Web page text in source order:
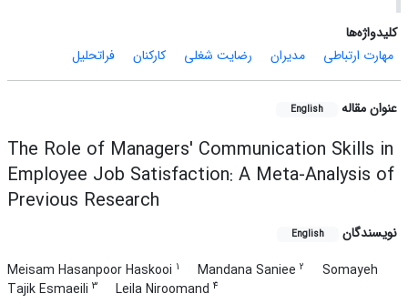
کلیدواژه‌ها
مهارت ارتباطی
مدیران رضایت شغلی کارکنان فراتحلیل
عنوان مقاله English
The Role of Managers' Communication Skills in
Employee Job Satisfaction: A Meta-Analysis of
Previous Research
نویسندگان English
Meisam Hasanpoor Haskooi 1 Mandana Saniee 2
Somayeh
Tajik Esmaeili 3 Leila Niroomand 4